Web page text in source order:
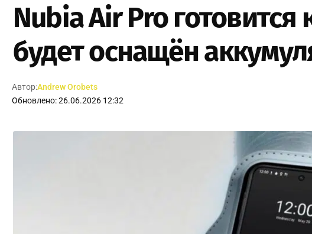
Nubia Air Pro
будет оснащён
Обновлено: 26.06.2026 12:32
Автор:Andrew Orobets